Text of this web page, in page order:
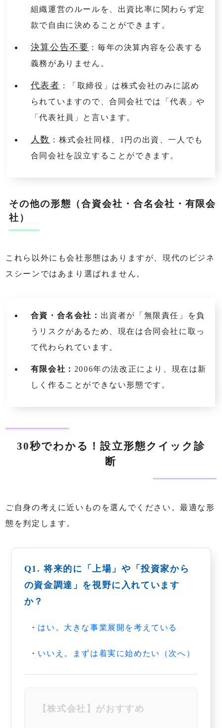
組織運営のルールを、出資比率に関わらず定
款で自由に決めることができます。
決算公告不要 ：毎年の決算内容を公表する
義務がありません。
代表者 ：「取締役」は株式会社のみに認め
られていますので、合同会社では「代表」や
「代表社員」と言います。
人数 ：株式会社同様、1円の出資、一人でも
合同会社を設立することができます。
その他の形態（合資会社・合名会社・有限会
社）
これら以外にも会社形態はありますが、現代のビジネ
スシーンではあまり選ばれません。
合資・合名会社： 出資者が「無限責任」を負
うリスクがあるため、現在は合同会社に取っ
て代わられています。
有限会社： 2006年の法改正により、現在は新
しく作ることができない形態です。
30秒でわかる！設立形態クイック診
断
ご自身の考えに近いものを選んでください。最適な形
態を判定します。
Q1. 将来的に「上場」や「投資家から
の資金調達」を視野に入れています
か？
・ はい。大きな事業展開を考えている
・ いいえ。まずは着実に始めたい（次へ）
【株式会社】がおすすめ